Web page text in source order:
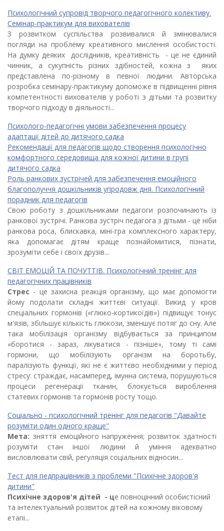
Психологічний супровід творчого педагогічного колективу.
Семінар-практикум для вихователів
З розвитком суспільства розвивалися й змінювалися
погляди на проблему креативного мислення особистості.
На думку деяких дослідників, креативність - це не єдиний
чинник, а сукупність різних здібностей, кожна з яких
представлена по-різному в певної людини. Авторська
розробка семінару-практикуму допоможе в підвищенні рівня
компетентності вихователів у роботі з дітьми та розвитку
творчого підходу в діяльності...
Психолого-педагогічні умови забезпечення процесу
адаптації дітей до дитячого садка
Рекомендації для педагогів щодо створення психологічно
комфортного середовища для кожної дитини в групі
дитячого садка
Роль ранкових зустрічей для забезпечення емоційного
благополуччя дошкільників упродовж дня. Психологічний
порадник для педагогів
Свою роботу з дошкільниками педагоги розпочинають із
ранкової зустрічі. Ранкова зустріч педагога з дітьми - це ніби
ранкова роса, блискавка, міні-гра комплексного характеру,
яка допомагає дітям краще познайомитися, пізнати,
зрозуміти себе і своїх друзів...
СВІТ ЕМОЦІЙ ТА ПОЧУТТІВ. Психологічний тренінг для
педагогічних працівників
Стрес - це захисна реак­ція організму, що має допо­могти
йому подолати складні життєві ситуації. Викид у кров
спеціальних гормонів («глюко-кортикоїдів») підвищує тонус
м'язів, збільшує кількість глю­кози, зменшує потяг до сну. Але
така мобілізація організму відбу­вається за принципом
«бороти­ся - зараз, лікуватися - пізні­ше», тому ті самі
гормони, що мобілізують організм на бороть­бу,
паралізують функції, які не є життєво необхідними у період
стресу: страждає, насамперед, імунна систе­ма, порушуються
процеси регенерації тканин, блокується вироблення
статевих гормонів та гормонів росту тощо.
Соціально - психологічний тренінг для педагогів "Давайте
розуміти один одного краще"
Мета: зняття емоційного напруження; розвиток здатності
розуміти стан іншої людини й уміння адекватно
висловлювати свій, регуляція соціальних відносин...
Тест для педпрацівників з проблеми "Психічне здоров'я
дитини"
Психічне здоров'я дітей - це повноцінний особистісний
та інтелектуальний розвиток дітей на кожному віковому
етапі...